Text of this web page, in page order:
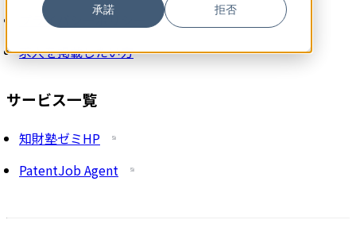
承諾 拒否
プライバシーポリシー
求人を掲載したい方
サービス一覧
知財塾ゼミHP
PatentJob Agent